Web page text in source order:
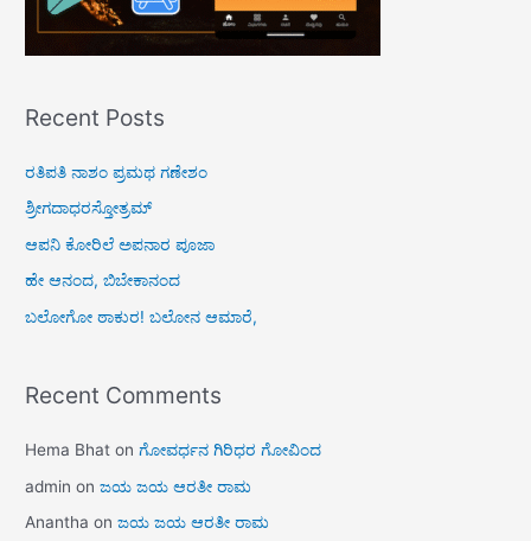
Recent Posts
ರತಿಪತಿ ನಾಶಂ ಪ್ರಮಥ ಗಣೇಶಂ
ಶ್ರೀಗದಾಧರಸ್ತೋತ್ರಮ್
ಆಪನಿ ಕೋರಿಲೆ ಅಪನಾರ ಪೂಜಾ
ಹೇ ಆನಂದ, ಬಿಬೇಕಾನಂದ
ಬಲೋಗೋ ಠಾಕುರ! ಬಲೋನ ಆಮಾರೆ,
Recent Comments
Hema Bhat onಗೋವರ್ಧನ ಗಿರಿಧರ ಗೋವಿಂದ
admin onಜಯ ಜಯ ಆರತೀ ರಾಮ
Anantha onಜಯ ಜಯ ಆರತೀ ರಾಮ